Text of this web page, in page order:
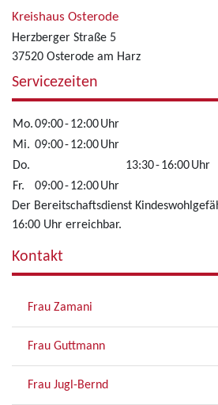
Kreishaus Osterode
Herzberger Straße 5
37520 Osterode am Harz
Servicezeiten
Mo.09:00-12:00Uhr
Mi. 09:00-12:00Uhr
Do.
13:30-16:00Uhr
Fr.
09:00-12:00Uhr
Der Bereitschaftsdienst
16:00 Uhr erreichbar.
Kontakt
Frau Zamani
Frau Guttmann
Frau Jugl-Bernd